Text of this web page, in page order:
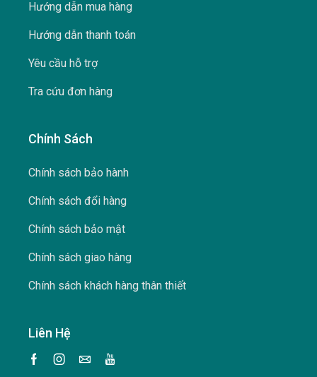
Hướng dẫn mua hàng
Hướng dẫn thanh toán
Yêu cầu hỗ trợ
Tra cứu đơn hàng
Chính Sách
Chính sách bảo hành
Chính sách đổi hàng
Chính sách bảo mật
Chính sách giao hàng
Chính sách khách hàng thân thiết
Liên Hệ